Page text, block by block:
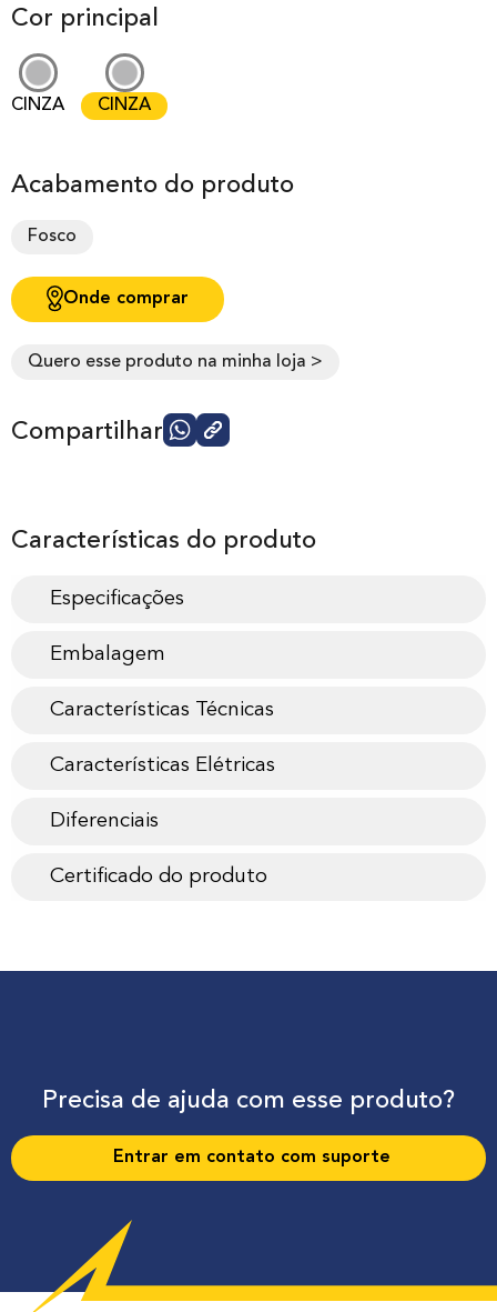
Cor principal
CINZA CINZA
Acabamento do produto
Fosco
Onde comprar
Quero esse produto na minha loja >
Compartilhar
Características do produto
Especificações
Embalagem
Características Técnicas
Características Elétricas
Diferenciais
Certificado do produto
Precisa de ajuda com esse produto?
Entrar em contato com suporte